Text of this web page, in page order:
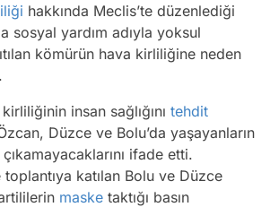
hakkında Meclis’te düzenlediği
sosyal yardım adıyla yoksul
kömürün hava kirliliğine neden
insan sağlığını tehdit
Düzce ve Bolu’da yaşayanların
ifade etti.
katılan Bolu ve Düzce
maske taktığı basın